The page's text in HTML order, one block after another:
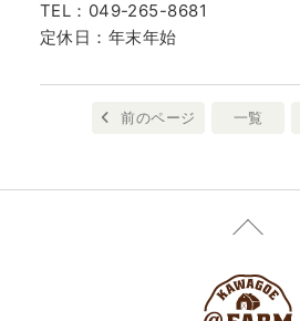
TEL：049-265-8681
定休日：年末年始
前のページ 一覧